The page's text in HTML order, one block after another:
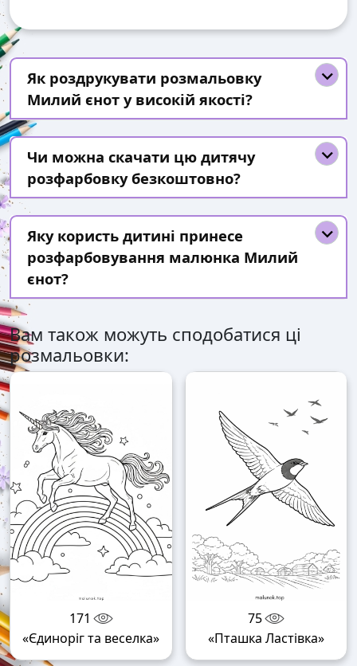
Як роздрукувати розмальовку
Милий єнот у високій якості?
Чи можна скачати цю дитячу
розфарбовку безкоштовно?
Яку користь дитині принесе
розфарбовування малюнка Милий
єнот?
Вам також можуть сподобатися ці
розмальовки:
171
«Єдиноріг та веселка»
75
«Пташка Ластівка»